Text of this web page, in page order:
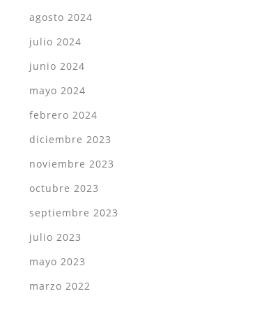
agosto 2024
julio 2024
junio 2024
mayo 2024
febrero 2024
diciembre 2023
noviembre 2023
octubre 2023
septiembre 2023
julio 2023
mayo 2023
marzo 2022